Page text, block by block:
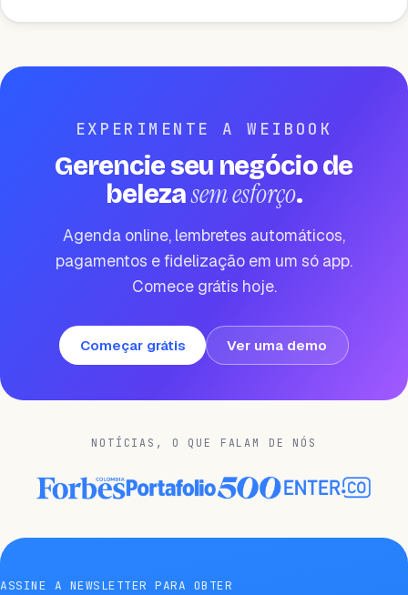
EXPERIMENTE A WEIBOOK
Gerencie seu negócio de
belezasem esforço.
Agenda online, lembretes automáticos,
pagamentos e fidelização em um só app.
Comece grátis hoje.
Começar grátis Ver uma demo
NOTÍCIAS, O QUE FALAM DE NÓS
ASSINE A NEWSLETTER PARA OBTER